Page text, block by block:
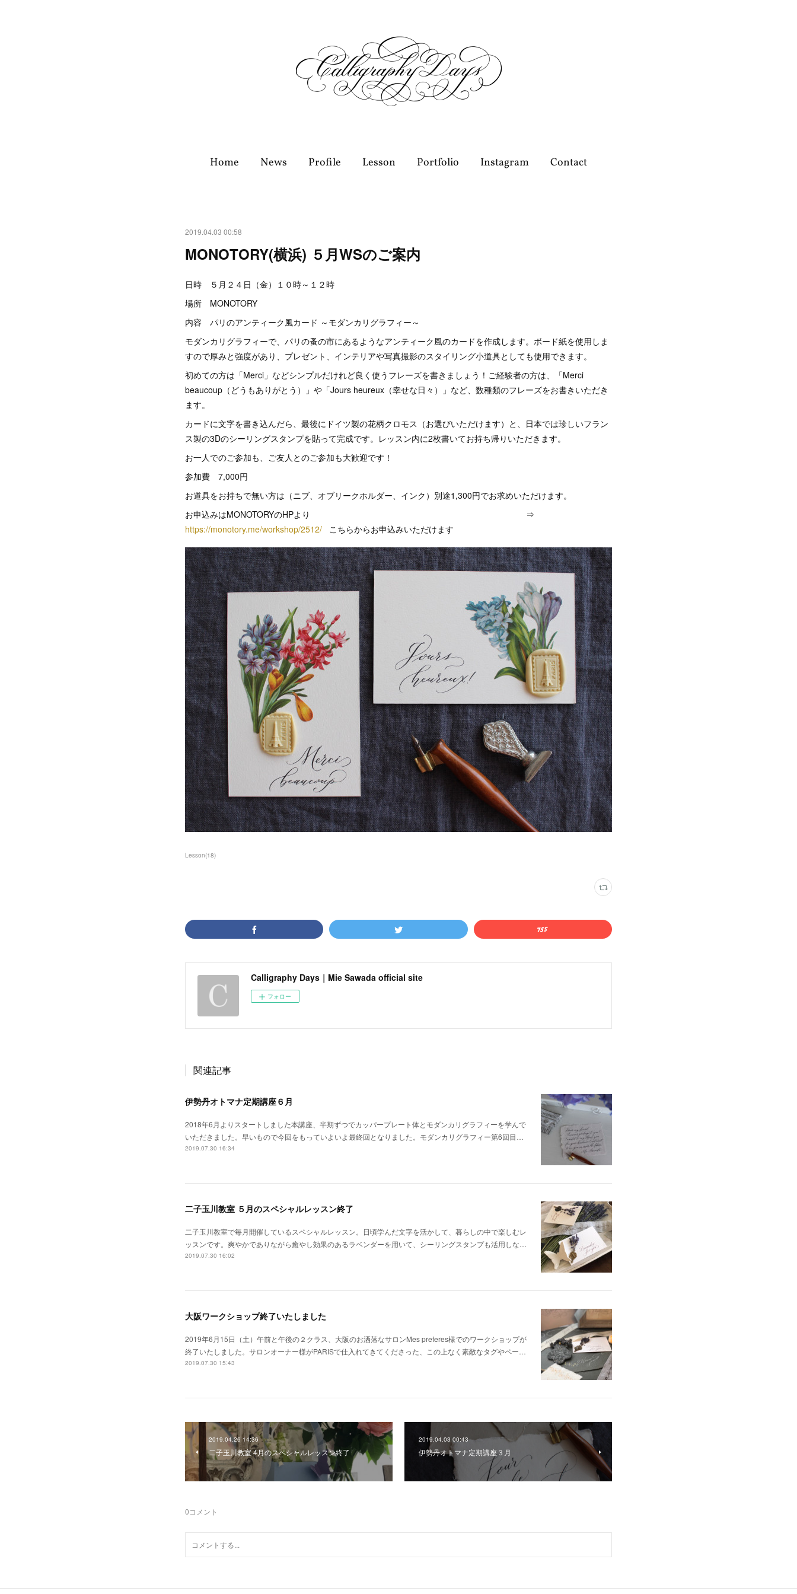
Home News Profile Lesson Portfolio Instagram Contact
2019.04.03 00:58
MONOTORY(横浜) ５月WSのご案内
日時 ５月２４日（金）１０時～１２時
場所 MONOTORY
内容 パリのアンティーク風カード ～モダンカリグラフィー～
モダンカリグラフィーで、パリの蚤の市にあるようなアンティーク風のカードを作成します。ボード紙を使用しま
すので厚みと強度があり、プレゼント、インテリアや写真撮影のスタイリング小道具としても使用できます。
初めての方は「Merci」などシンプルだけれど良く使うフレーズを書きましょう！ご経験者の方は、「Merci
beaucoup（どうもありがとう）」や「Jours heureux（幸せな日々）」など、数種類のフレーズをお書きいただき
ます。
カードに文字を書き込んだら、最後にドイツ製の花柄クロモス（お選びいただけます）と、日本では珍しいフラン
ス製の3Dのシーリングスタンプを貼って完成です。レッスン内に2枚書いてお持ち帰りいただきます。
お一人でのご参加も、ご友人とのご参加も大歓迎です！
参加費 7,000円
お道具をお持ちで無い方は（ニブ、オブリークホルダー、インク）別途1,300円でお求めいただけます。
お申込みはMONOTORYのHPより ⇒
https://monotory.me/workshop/2512/ こちらからお申込みいただけます
Lesson(18)
Calligraphy Days｜Mie Sawada official site
フォロー
関連記事
伊勢丹オトマナ定期講座６月
2018年6月よりスタートしました本講座、半期ずつでカッパープレート体とモダンカリグラフィーを学んで
いただきました。早いもので今回をもっていよいよ最終回となりました。モダンカリグラフィー第6回目…
2019.07.30 16:34
二子玉川教室 ５月のスペシャルレッスン終了
二子玉川教室で毎月開催しているスペシャルレッスン。日頃学んだ文字を活かして、暮らしの中で楽しむレ
ッスンです。爽やかでありながら癒やし効果のあるラベンダーを用いて、シーリングスタンプも活用しな…
2019.07.30 16:02
大阪ワークショップ終了いたしました
2019年6月15日（土）午前と午後の２クラス、大阪のお洒落なサロンMes preferes様でのワークショップが
終了いたしました。サロンオーナー様がPARISで仕入れてきてくださった、この上なく素敵なタグやペー…
2019.07.30 15:43
2019.04.26 14:36
二子玉川教室 4月のスペシャルレッスン終了
2019.04.03 00:43
伊勢丹オトマナ定期講座３月
0コメント